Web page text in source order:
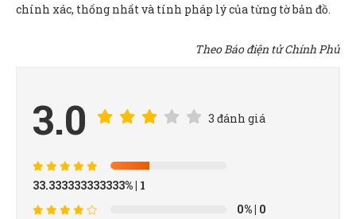
chính xác, thống nhất và tính pháp lý của từng tờ bản đồ.
Theo Báo điện tử Chính Phủ
3.0 3 đánh giá
33.333333333333%| 1
0%| 0